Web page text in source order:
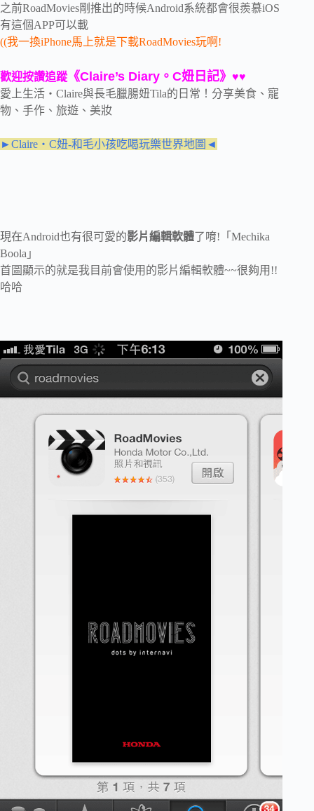
之前RoadMovies剛推出的時候Android系統都會很羨慕iOS
有這個APP可以載
((我一換iPhone馬上就是下載RoadMovies玩啊!
歡迎按讚追蹤 《Claire’s Diary。C妞日記》 ♥♥
愛上生活‧Claire與長毛臘腸妞Tila的日常！分享美食、寵
物、手作、旅遊、美妝
►Claire‧C妞-和毛小孩吃喝玩樂世界地圖◄
現在Android也有很可愛的影片編輯軟體了唷!「Mechika
Boola」
首圖顯示的就是我目前會使用的影片編輯軟體~~很夠用!!
哈哈